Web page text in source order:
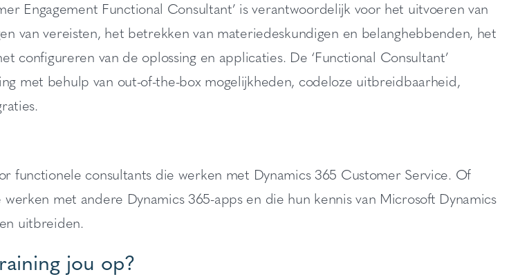
Engagement Functional Consultant’ is verantwoordelijk voor het uitvoeren van
van vereisten, het betrekken van materiedeskundigen en belanghebbenden, het
configureren van de oplossing en applicaties. De ‘Functional Consultant’
met behulp van out-of-the-box mogelijkheden, codeloze uitbreidbaarheid,
functionele consultants die werken met Dynamics 365 Customer Service. Of
met andere Dynamics 365-apps en die hun kennis van Microsoft Dynamics
uitbreiden.
jou op?